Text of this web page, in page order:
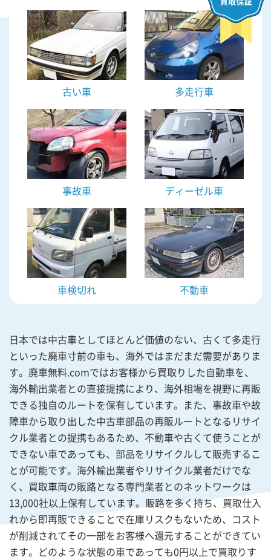
古い車 多走行車
事故車 ディーゼル車
車検切れ 不動車
日本では中古車としてほとんど価値のない、古くて多走行
といった廃車寸前の車も、海外ではまだまだ需要がありま
す。廃車無料.comではお客様から買取りした自動車を、
海外輸出業者との直接提携により、海外相場を視野に再販
できる独自のルートを保有しています。また、事故車や故
障車から取り出した中古車部品の再販ルートとなるリサイ
クル業者との提携もあるため、不動車や古くて使うことが
できない車であっても、部品をリサイクルして販売するこ
とが可能です。海外輸出業者やリサイクル業者だけでな
く、買取車両の販路となる専門業者とのネットワークは
13,000社以上保有しています。販路を多く持ち、買取仕入
れから即再販できることで在庫リスクもないため、コスト
が削減されてその一部をお客様へ還元することができてい
ます。どのような状態の車であっても0円以上で買取りす